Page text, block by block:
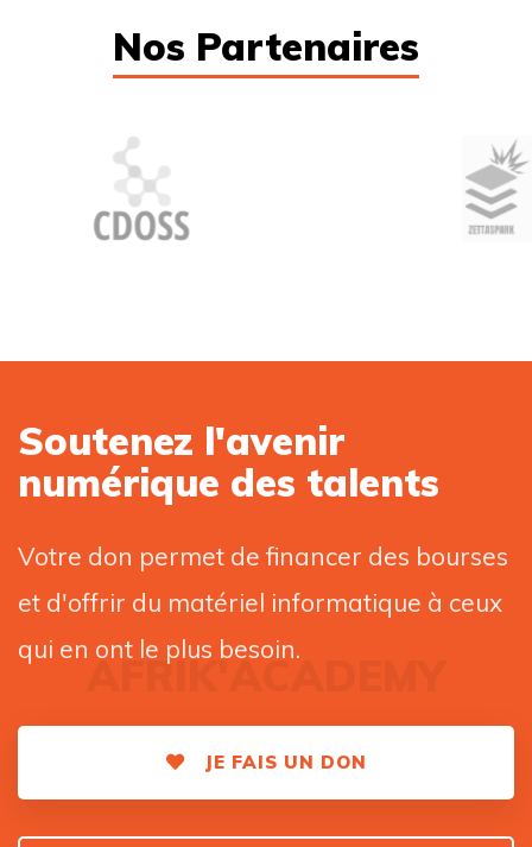
Nos Partenaires
AFRIK'ACADEMY
Soutenez l'avenir
numérique des talents
Votre don permet de financer des bourses
et d'offrir du matériel informatique à ceux
qui en ont le plus besoin.
JE FAIS UN DON